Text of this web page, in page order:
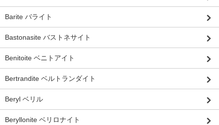
Barite バライト
Bastonasite バストネサイト
Benitoite ベニトアイト
Bertrandite ベルトランダイト
Beryl ベリル
Beryllonite ベリロナイト